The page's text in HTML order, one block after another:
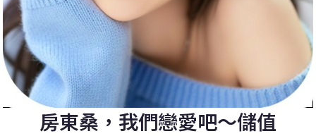
房東桑，我們戀愛吧～儲值